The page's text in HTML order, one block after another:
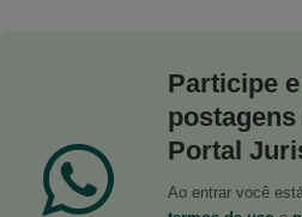
Participe
Portal
Ao entrar você